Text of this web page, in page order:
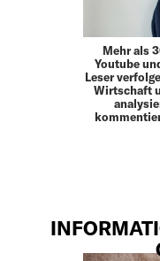
Mehr als
Youtube
Leser
Wirtschaft